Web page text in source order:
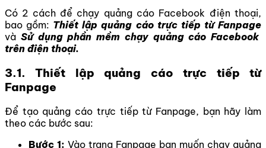
Có 2 cách để chạy quảng cáo Facebook điện thoại,
bao gồm: Thiết lập quảng cáo trực tiếp từ Fanpage
và Sử dụng phần mềm chạy quảng cáo Facebook
trên điện thoại.
3.1. Thiết lập quảng cáo trực tiếp từ
Fanpage
Để tạo quảng cáo trực tiếp từ Fanpage, bạn hãy làm
theo các bước sau:
Bước 1: Vào trang Fanpage bạn muốn chạy quảng